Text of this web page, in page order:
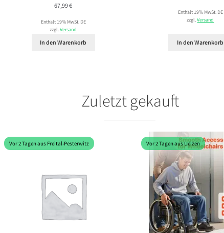
67,99€
Enthält 19% MwSt. DE
zzgl.Versand
In den Warenkorb
Enthält 19% MwSt. DE
zzgl.Versand
In den Warenkorb
Zuletzt gekauft
Vor 2 Tagen aus Freital-Pesterwitz Vor 2 Tagen aus Uelzen